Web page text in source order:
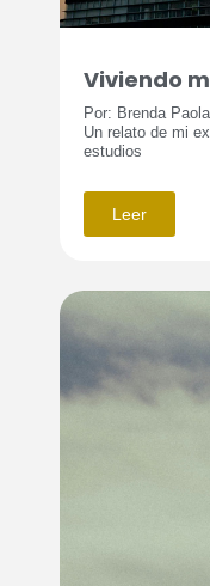
Viviendo
Por: Brenda
Un relato de mi
estudios
Leer